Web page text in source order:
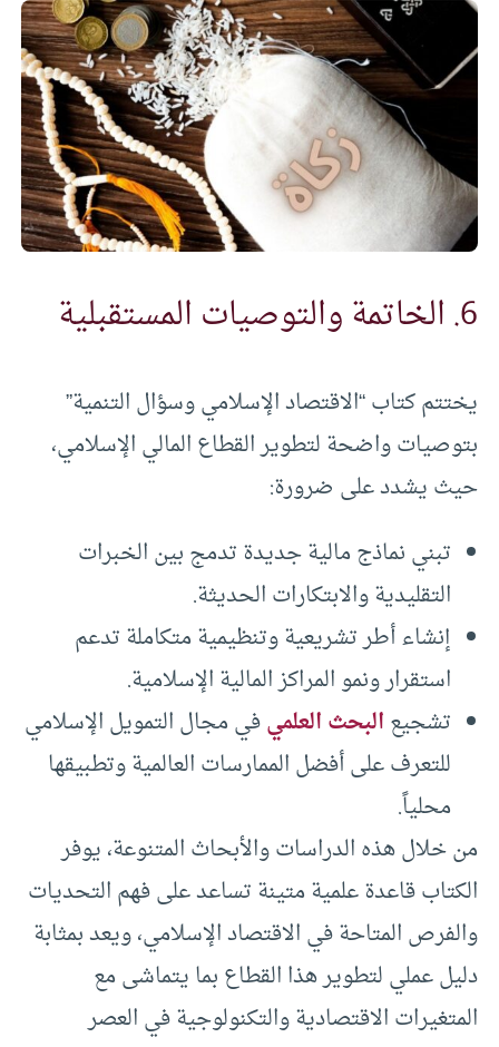
6. الخاتمة والتوصيات المستقبلية
يختتم كتاب “الاقتصاد الإسلامي وسؤال التنمية”
بتوصيات واضحة لتطوير القطاع المالي الإسلامي،
حيث يشدد على ضرورة:
تبني نماذج مالية جديدة تدمج بين الخبرات
التقليدية والابتكارات الحديثة.
إنشاء أطر تشريعية وتنظيمية متكاملة تدعم
استقرار ونمو المراكز المالية الإسلامية.
تشجيعالبحث العلميفي مجال التمويل الإسلامي
للتعرف على أفضل الممارسات العالمية وتطبيقها
محلياً.
من خلال هذه الدراسات والأبحاث المتنوعة، يوفر
الكتاب قاعدة علمية متينة تساعد على فهم التحديات
والفرص المتاحة في الاقتصاد الإسلامي، ويعد بمثابة
دليل عملي لتطوير هذا القطاع بما يتماشى مع
المتغيرات الاقتصادية والتكنولوجية في العصر